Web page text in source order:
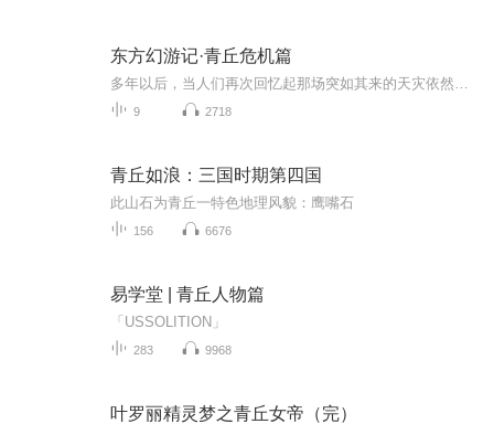
东方幻游记·青丘危机篇
9 2718
青丘如浪：三国时期第四国
此山石为青丘一特色地理风貌：鹰嘴石
156 6676
易学堂 | 青丘人物篇
「USSOLITION」
283 9968
叶罗丽精灵梦之青丘女帝（完）